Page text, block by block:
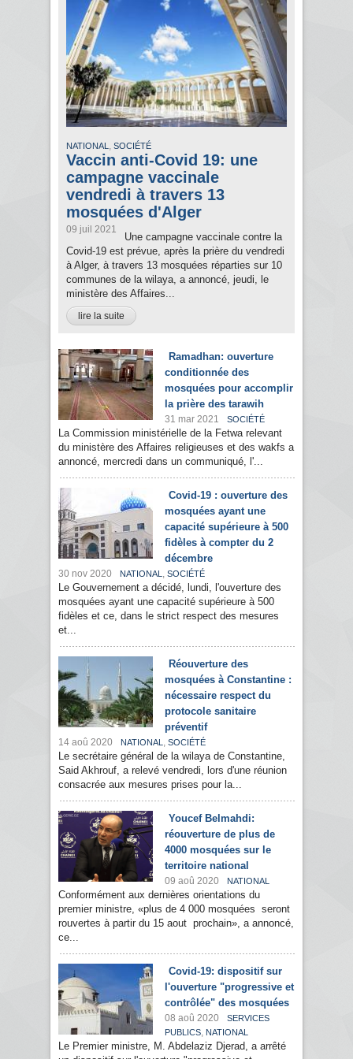
NATIONAL , SOCIÉTÉ
Vaccin anti-Covid 19: une
campagne vaccinale
vendredi à travers 13
mosquées d'Alger
09 juil 2021
Une campagne vaccinale contre la
Covid-19 est prévue, après la prière du vendredi
à Alger, à travers 13 mosquées réparties sur 10
communes de la wilaya, a annoncé, jeudi, le
ministère des Affaires...
lire la suite
Ramadhan: ouverture
conditionnée des
mosquées pour accomplir
la prière des tarawih
31 mar 2021 SOCIÉTÉ
La Commission ministérielle de la Fetwa relevant
du ministère des Affaires religieuses et des wakfs a
annoncé, mercredi dans un communiqué, l'...
Covid-19 : ouverture des
mosquées ayant une
capacité supérieure à 500
fidèles à compter du 2
décembre
30 nov 2020 NATIONAL , SOCIÉTÉ
Le Gouvernement a décidé, lundi, l'ouverture des
mosquées ayant une capacité supérieure à 500
fidèles et ce, dans le strict respect des mesures
et...
Réouverture des
mosquées à Constantine :
nécessaire respect du
protocole sanitaire
préventif
14 aoû 2020 NATIONAL , SOCIÉTÉ
Le secrétaire général de la wilaya de Constantine,
Said Akhrouf, a relevé vendredi, lors d'une réunion
consacrée aux mesures prises pour la...
Youcef Belmahdi:
réouverture de plus de
4000 mosquées sur le
territoire national
09 aoû 2020 NATIONAL
Conformément aux dernières orientations du
premier ministre, «plus de 4 000 mosquées seront
rouvertes à partir du 15 aout prochain», a annoncé,
ce...
Covid-19: dispositif sur
l'ouverture "progressive et
contrôlée" des mosquées
08 aoû 2020
SERVICES
PUBLICS, NATIONAL
Le Premier ministre, M. Abdelaziz Djerad, a arrêté